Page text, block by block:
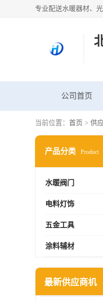
公司首页
当前位置： 首页 > 供
产品分类 Product
水暖阀门
电料灯饰
五金工具
涂料辅材
最新供应商机